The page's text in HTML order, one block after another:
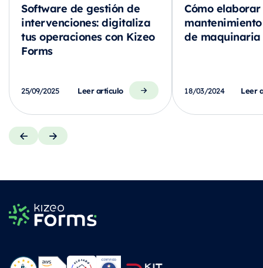
Software de gestión de
intervenciones: digitaliza
tus operaciones con Kizeo
Forms
25/09/2025 Leer artículo
Cómo
de maquinaria
18/03/2024 Leer